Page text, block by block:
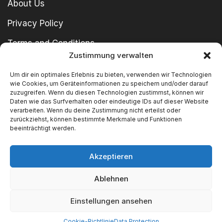
Zustimmung verwalten
Um dir ein optimales Erlebnis zu bieten, verwenden wir Technologien
wie Cookies, um Geräteinformationen zu speichern und/oder darauf
zuzugreifen. Wenn du diesen Technologien zustimmst, können wir
Daten wie das Surfverhalten oder eindeutige IDs auf dieser Website
verarbeiten. Wenn du deine Zustimmung nicht erteilst oder
zurückziehst, können bestimmte Merkmale und Funktionen
beeinträchtigt werden.
Akzeptieren
Ablehnen
Einstellungen ansehen
About Us
Privacy Policy
Terms and Conditions
Copyright © 2024 SWT GmbH